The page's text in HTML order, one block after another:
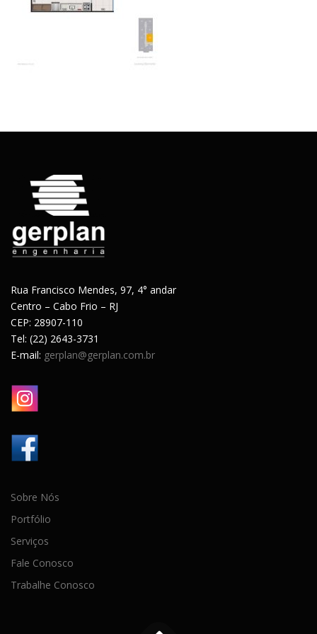
Rua Francisco Mendes, 97, 4° andar
Centro – Cabo Frio – RJ
CEP: 28907-110
Tel: (22) 2643-3731
E-mail: gerplan@gerplan.com.br
Sobre Nós
Portfólio
Serviços
Fale Conosco
Trabalhe Conosco